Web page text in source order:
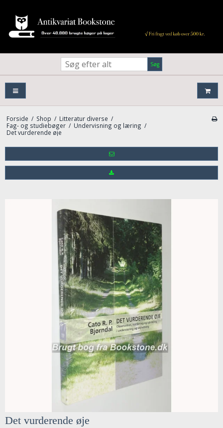
Søg
Forside / Shop / Litteratur diverse /
Fag- og studiebøger / Undervisning og læring /
Det vurderende øje
Det vurderende øje